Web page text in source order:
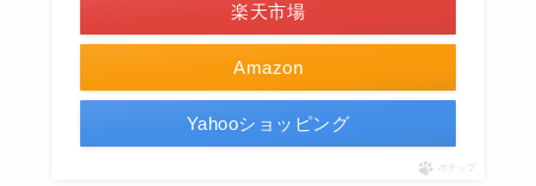
Amazon
楽天市場
Yahooショッピング
ポチップ